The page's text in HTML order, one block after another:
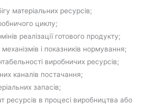
матеріальних ресурсів;
циклу;
реалізації готового продукту;
і показників нормування;
виробничих ресурсів;
каналів постачання;
запасів;
ресурсів в процесі виробництва або